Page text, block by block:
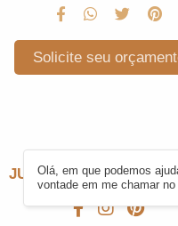
Solicite seu
JULIE CARDONI/
Olá, em que podemos
vontade em me chamar no